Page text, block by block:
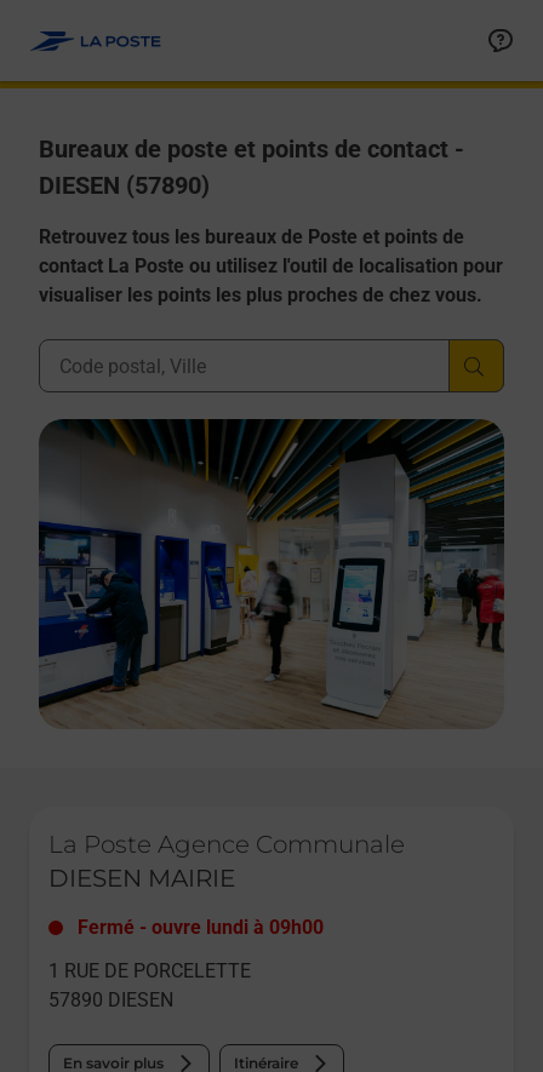
Bureaux de poste et points de contact -
DIESEN (57890)
Retrouvez tous les bureaux de Poste et points de
contact La Poste ou utilisez l'outil de localisation pour
visualiser les points les plus proches de chez vous.
Ville, Département, Code Postal
La Poste Agence Communale
DIESEN MAIRIE
Fermé - ouvre lundi à 09h00
1 RUE DE PORCELETTE
57890 DIESEN
En savoir plus Itinéraire